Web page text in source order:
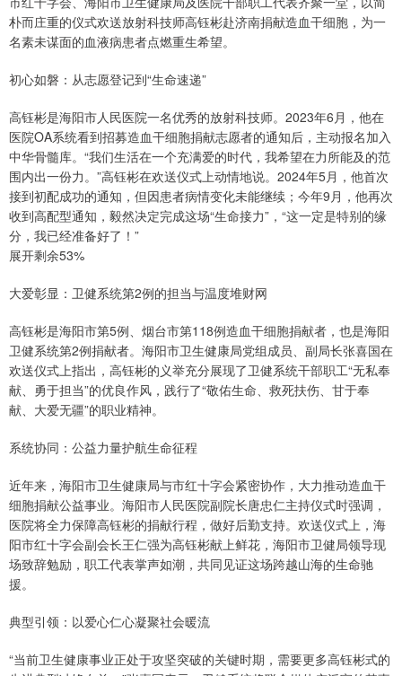
朴而庄重的仪式欢送放射科技师高钰彬赴济南捐献造血干细胞，为一
名素未谋面的血液病患者点燃重生希望。
初心如磐：从志愿登记到“生命速递”
高钰彬是海阳市人民医院一名优秀的放射科技师。2023年6月，他在
医院OA系统看到招募造血干细胞捐献志愿者的通知后，主动报名加入
中华骨髓库。“我们生活在一个充满爱的时代，我希望在力所能及的范
围内出一份力。”高钰彬在欢送仪式上动情地说。2024年5月，他首次
接到初配成功的通知，但因患者病情变化未能继续；今年9月，他再次
收到高配型通知，毅然决定完成这场“生命接力”，“这一定是特别的缘
分，我已经准备好了！”
展开剩余53%
大爱彰显：卫健系统第2例的担当与温度堆财网
高钰彬是海阳市第5例、烟台市第118例造血干细胞捐献者，也是海阳
卫健系统第2例捐献者。海阳市卫生健康局党组成员、副局长张喜国在
欢送仪式上指出，高钰彬的义举充分展现了卫健系统干部职工“无私奉
献、勇于担当”的优良作风，践行了“敬佑生命、救死扶伤、甘于奉
献、大爱无疆”的职业精神。
系统协同：公益力量护航生命征程
近年来，海阳市卫生健康局与市红十字会紧密协作，大力推动造血干
细胞捐献公益事业。海阳市人民医院副院长唐忠仁主持仪式时强调，
医院将全力保障高钰彬的捐献行程，做好后勤支持。欢送仪式上，海
阳市红十字会副会长王仁强为高钰彬献上鲜花，海阳市卫健局领导现
场致辞勉励，职工代表掌声如潮，共同见证这场跨越山海的生命驰
援。
典型引领：以爱心仁心凝聚社会暖流
“当前卫生健康事业正处于攻坚突破的关键时期，需要更多高钰彬式的